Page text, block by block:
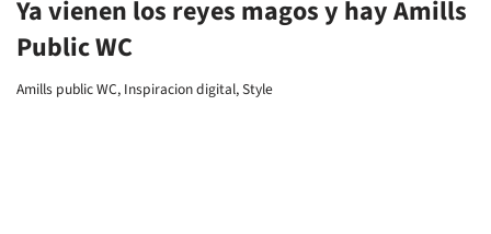
Ya vienen los reyes magos y hay Amills
Public WC
Amills public WC, Inspiracion digital,Style